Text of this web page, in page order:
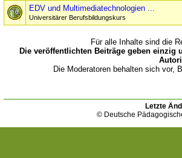
EDV und Multimediatechnologien ...
Universitärer Berufsbildungskurs
Für alle Inhalte sind die
Die veröffentlichten Beiträge geben
Die Moderatoren behalten sich vor,
Letzte
© Deutsche